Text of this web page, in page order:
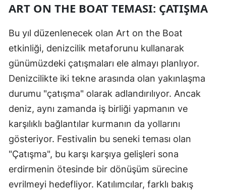
ART ON THE BOAT TEMASI: ÇATIŞMA
Bu yıl düzenlenecek olan Art on the Boat
etkinliği, denizcilik metaforunu kullanarak
günümüzdeki çatışmaları ele almayı planlıyor.
Denizcilikte iki tekne arasında olan yakınlaşma
durumu "çatışma" olarak adlandırılıyor. Ancak
deniz, aynı zamanda iş birliği yapmanın ve
karşılıklı bağlantılar kurmanın da yollarını
gösteriyor. Festivalin bu seneki teması olan
"Çatışma", bu karşı karşıya gelişleri sona
erdirmenin ötesinde bir dönüşüm sürecine
evrilmeyi hedefliyor. Katılımcılar, farklı bakış